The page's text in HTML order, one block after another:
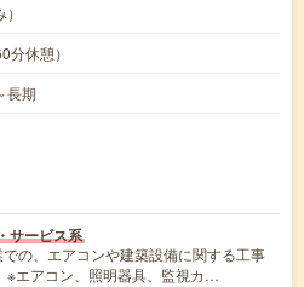
休憩）
長期
サービス系
の、エアコンや建築設備に関する工事
※エアコン、照明器具、監視カ…